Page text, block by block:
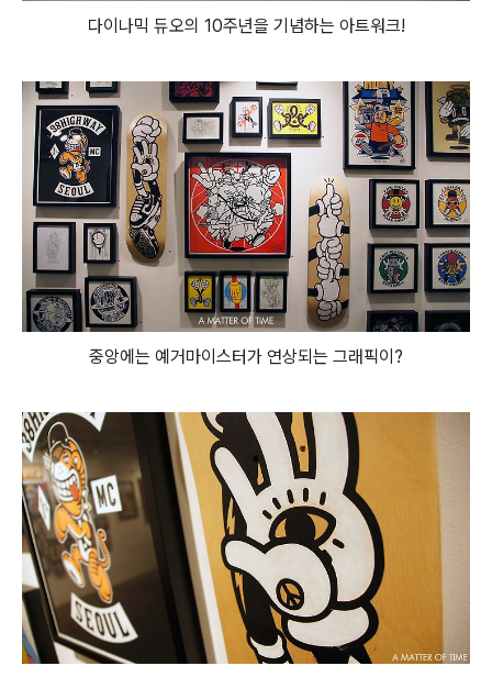
다이나믹 듀오의 10주년을 기념하는 아트워크!
중앙에는 예거마이스터가 연상되는 그래픽이?